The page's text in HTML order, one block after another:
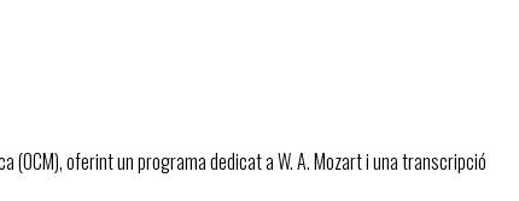
oferint un programa dedicat a W. A. Mozart i una transcripció